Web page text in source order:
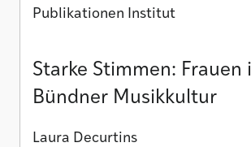
Publikationen Institut
Starke Stimmen: Frauen
Bündner Musikkultur
Laura Decurtins